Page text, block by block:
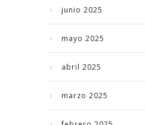
junio 2025
mayo 2025
abril 2025
marzo 2025